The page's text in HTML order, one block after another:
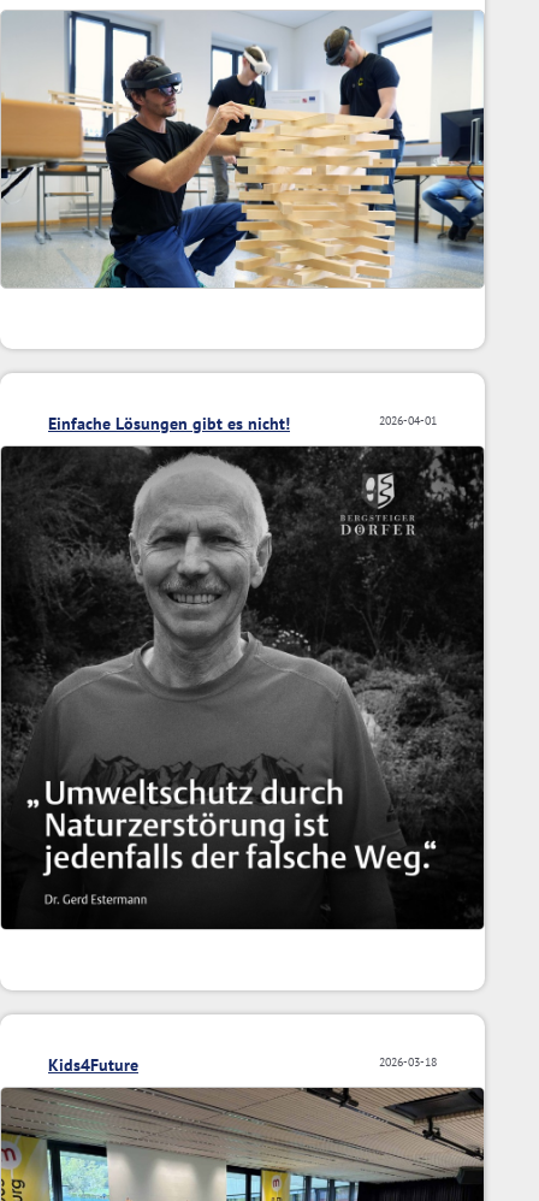
2026-04-01
Einfache Lösungen gibt es nicht!
2026-03-18
Kids4Future